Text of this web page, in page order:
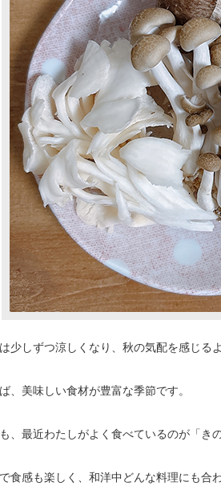
少しずつ涼しくなり、秋の気配を感じる
、美味しい食材が豊富な季節です。
、最近わたしがよく食べているのが「き
食感も楽しく、和洋中どんな料理にも合